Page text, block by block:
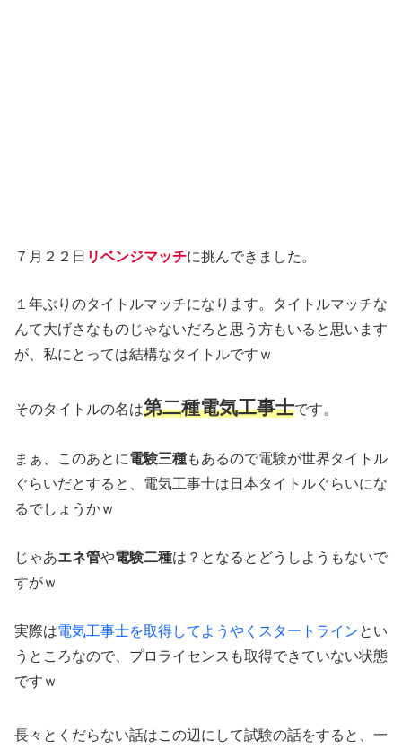
７月２２日 リベンジマッチに挑んできました。
１年ぶりのタイトルマッチになります。タイトルマッチな
んて大げさなものじゃないだろと思う方もいると思います
が、私にとっては結構なタイトルですｗ
そのタイトルの名は第二種電気工事士です。
まぁ、このあとに電験三種もあるので電験が世界タイトル
ぐらいだとすると、電気工事士は日本タイトルぐらいにな
るでしょうかｗ
じゃあエネ管や電験二種は？となるとどうしようもないで
すがｗ
実際は電気工事士を取得してようやくスタートラインとい
うところなので、プロライセンスも取得できていない状態
ですｗ
長々とくだらない話はこの辺にして試験の話をすると、一